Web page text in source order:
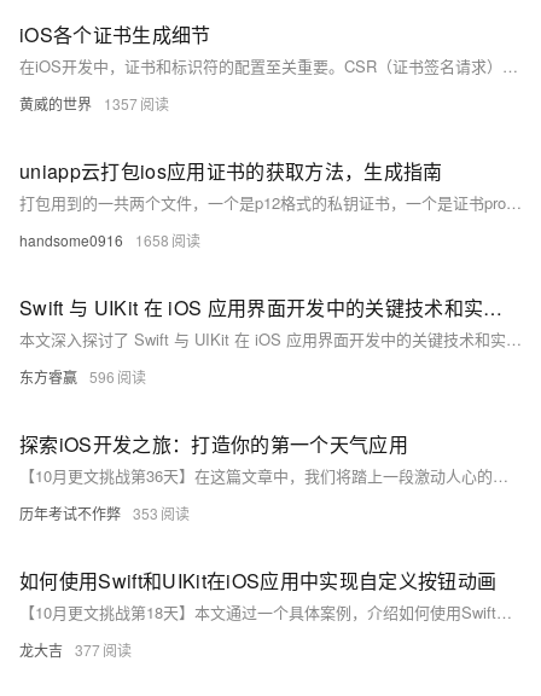
iOS各个证书生成细节
在iOS开发中，证书和标识符的配置至关重要。CSR（证书签名请求）由私钥生成，提交给苹果获取`.cer`证书。P12文件由`.cer`证书和私钥导出，用于开发环境。App ID确保应用唯一性。流程包括创建App ID、生成CSR、申请证书并导出P12。主P12和推送P12可使用不同CSR。
黄威的世界 1357
uniapp云打包ios应用证书的获取方法，生成指南
打包用到的一共两个文件，一个是p12格式的私钥证书，一个是证书profile文件。其中生成p12证书的时候，按照官网的教程，是需要MAC电脑来协助做的，主要是生成一些csr文件和导出p12证书等。其实这些步骤也可以借助一些其他的工具来实现，不一定使用mac电脑，用windows电脑也可以创建。
handsome0916 1658
Swift 与 UIKit 在 iOS 应用界面开发中的关键技术和实践方法
本文深入探讨了 Swift 与 UIKit 在 iOS 应用界面开发中的关键技术和实践方法。Swift 以其简洁、高效和类型安全的特点，结合 UIKit 丰富的组件和功能，为开发者提供了强大的工具。文章从 Swift 的语法优势、类型安全、编程模型以及与 UIKit 的集成，到 UIKit 的主要组件和功能，再到构建界面的实践技巧和实际案例分析，全面介绍了如何利用这些技术创建高质量的用户界面。
东方睿赢 596
探索iOS开发之旅：打造你的第一个天气应用
【10月更文挑战第36天】在这篇文章中，我们将踏上一段激动人心的旅程，一起构建属于我们自己的iOS天气应用。通过这个实战项目，你将学习到如何从零开始搭建一个iOS应用，掌握基本的用户界面设计、网络请求处理以及数据解析等核心技能。无论你是编程新手还是希望扩展你的iOS开发技能，这个项目都将为你提供宝贵的实践经验。准备好了吗？让我们开始吧！
历年考试不作弊 353
如何使用Swift和UIKit在iOS应用中实现自定义按钮动画
【10月更文挑战第18天】本文通过一个具体案例，介绍如何使用Swift和UIKit在iOS应用中实现自定义按钮动画。当用户按下按钮时，按钮将从圆形变为椭圆形并从蓝色渐变为绿色；释放按钮时，动画恢复原状。通过UIView的动画方法和弹簧动画效果，实现平滑自然的动画过渡。
龙大吉 377